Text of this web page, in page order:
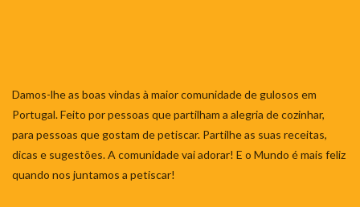
Damos-lhe as boas vindas à maior comunidade de gulosos em
Portugal. Feito por pessoas que partilham a alegria de cozinhar,
para pessoas que gostam de petiscar. Partilhe as suas receitas,
dicas e sugestões. A comunidade vai adorar! E o Mundo é mais feliz
quando nos juntamos a petiscar!